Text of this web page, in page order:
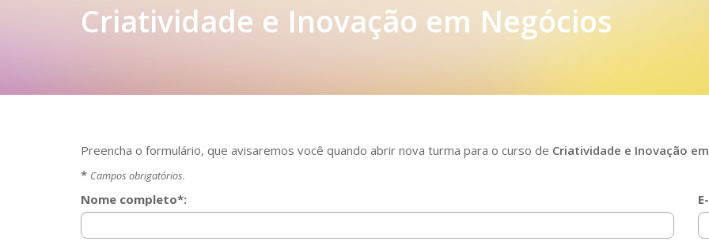
Criatividade e Inovação em Negócios
Preencha o formulário, que avisaremos você quando abrir nova turma para o curso de Criatividade e Inovação
* Campos obrigatórios.
Nome completo*: